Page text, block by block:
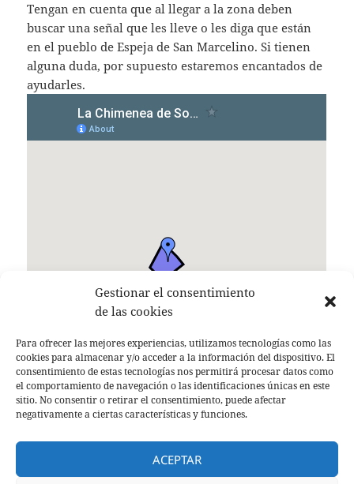
Gestionar el consentimiento
de las cookies
Para ofrecer las mejores experiencias, utilizamos tecnologías como las
cookies para almacenar y/o acceder a la información del dispositivo. El
consentimiento de estas tecnologías nos permitirá procesar datos como
el comportamiento de navegación o las identificaciones únicas en este
sitio. No consentir o retirar el consentimiento, puede afectar
negativamente a ciertas características y funciones.
ACEPTAR
Tengan en cuenta que al llegar a la zona deben
buscar una señal que les lleve o les diga que están
en el pueblo de Espeja de San Marcelino. Si tienen
alguna duda, por supuesto estaremos encantados de
ayudarles.
Tlf. +34 680 86 23 69 / + 34 676 20 98 86 E-mail: